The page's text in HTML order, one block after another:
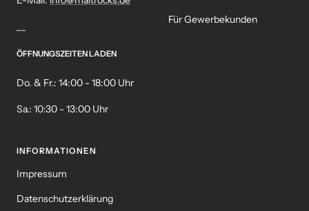
ÖFFNUNGSZEITEN LADEN
Do. & Fr.: 14:00 - 18:00 Uhr
Sa.: 10:30 - 13:00 Uhr
Für Gewerbekunden
INFORMATIONEN
Impressum
Datenschutzerklärung